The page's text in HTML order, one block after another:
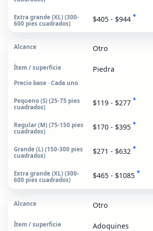
$405 - $944 *
Otro
Piedra
Precio base · Cada uno
$119 - $277 *
$170 - $395 *
$271 - $632 *
$465 - $1085 *
Otro
Adoquines